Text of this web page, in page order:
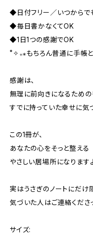
◆日付フリー／いつからで
◆毎日書かなくてOK
◆1日1つの感謝でOK
˚✧₊⁎もちろん普通に手帳と
感謝は、
無理に前向きになるための
すでに持っていた幸せに気
この1冊が、
あなたの心をそっと整える
やさしい居場所になります
実はうさぎのノートにだけ
気づいた人はご連絡くださ
サイズ: